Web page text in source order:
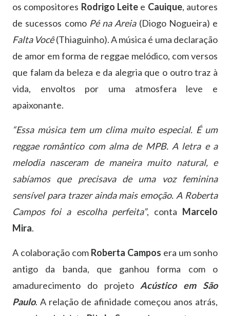
os compositores Rodrigo Leite e Cauique, autores
de sucessos como Pé na Areia(Diogo Nogueira) e
Falta Você(Thiaguinho). A música é uma declaração
de amor em forma de reggae melódico, com versos
que falam da beleza e da alegria que o outro traz à
vida, envoltos por uma atmosfera leve e
apaixonante.
“Essa música tem um clima muito especial. É um
reggae romântico com alma de MPB. A letra e a
melodia nasceram de maneira muito natural, e
sabíamos que precisava de uma voz feminina
sensível para trazer ainda mais emoção. A Roberta
Campos foi a escolha perfeita”, conta Marcelo
Mira.
A colaboração com Roberta Campos era um sonho
antigo da banda, que ganhou forma com o
amadurecimento do projeto Acústico em São
Paulo. A relação de afinidade começou anos atrás,